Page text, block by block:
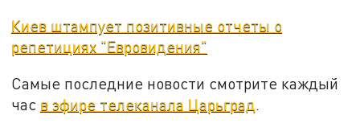
Киев штампует позитивные отчеты о
репетициях "Евровидения"
Самые последние новости смотрите каждый
час в эфире телеканала Царьград.